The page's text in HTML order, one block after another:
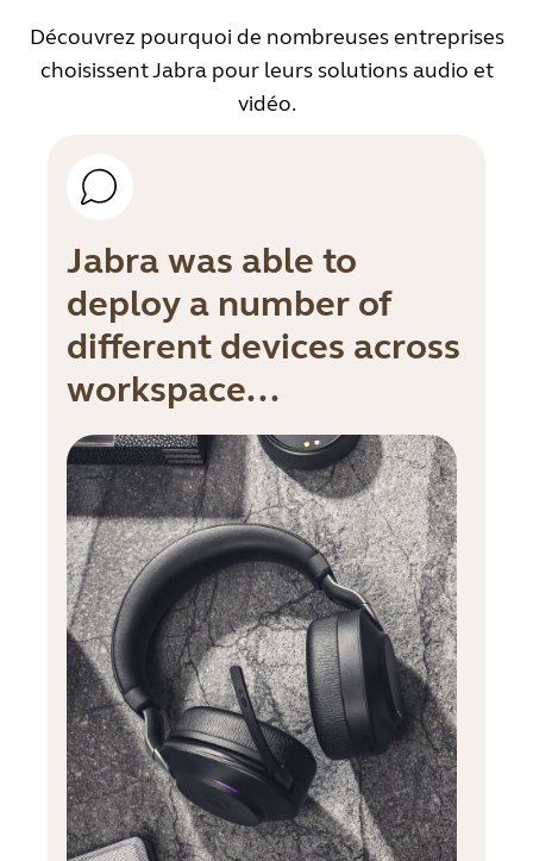
Découvrez pourquoi de nombreuses entreprises
choisissent Jabra pour leurs solutions audio et
vidéo.
Jabra was able to
deploy a number of
different devices across
workspace...